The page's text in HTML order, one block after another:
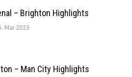
– Brighton Highlights
Mai 2023
– Man City Highlights